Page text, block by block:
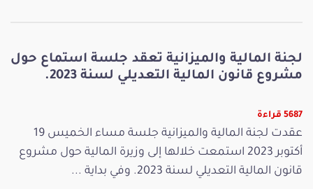
لجنة المالية والميزانية تعقد جلسة استماع حول
مشروع قانون المالية التعديلي لسنة 2023.
5687 قراءة
عقدت لجنة المالية والميزانية جلسة مساء الخميس 19
أكتوبر 2023 استمعت خلالها إلى وزيرة المالية حول مشروع
قانون المالية التعديلي لسنة 2023. وفي بداية ...